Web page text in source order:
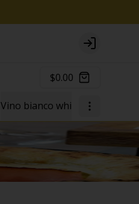
Login
$0.00
Vino bianco white wine